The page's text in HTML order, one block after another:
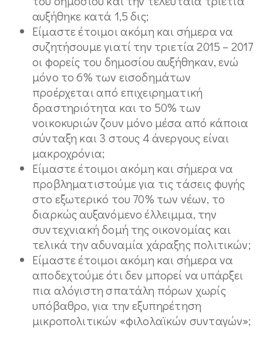
αυξήθηκε κατά 1,5 δις;
Είμαστε έτοιμοι ακόμη και σήμερα να
συζητήσουμε γιατί την τριετία 2015 – 2017
οι φορείς του δημοσίου αυξήθηκαν, ενώ
μόνο το 6% των εισοδημάτων
προέρχεται από επιχειρηματική
δραστηριότητα και το 50% των
νοικοκυριών ζουν μόνο μέσα από κάποια
σύνταξη και 3 στους 4 άνεργους είναι
μακροχρόνια;
Είμαστε έτοιμοι ακόμη και σήμερα να
προβληματιστούμε για τις τάσεις φυγής
στο εξωτερικό του 70% των νέων, το
διαρκώς αυξανόμενο έλλειμμα, την
συντεχνιακή δομή της οικονομίας και
τελικά την αδυναμία χάραξης πολιτικών;
Είμαστε έτοιμοι ακόμη και σήμερα να
αποδεχτούμε ότι δεν μπορεί να υπάρξει
πια αλόγιστη σπατάλη πόρων χωρίς
υπόβαθρο, για την εξυπηρέτηση
μικροπολιτικών «φιλολαϊκών συνταγών»;